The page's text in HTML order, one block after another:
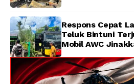
Respons Cepat
Teluk Bintuni
Mobil AWC